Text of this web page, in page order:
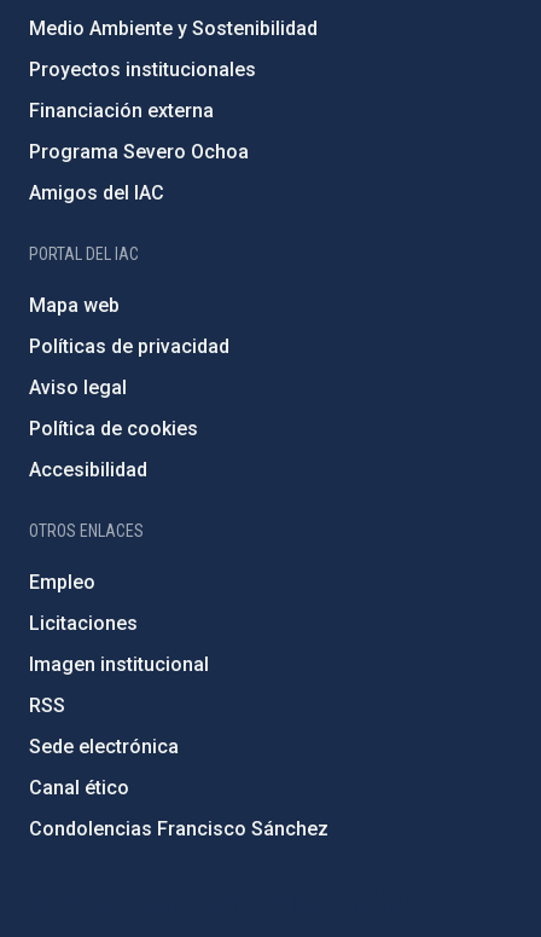
Medio Ambiente y Sostenibilidad
Proyectos institucionales
Financiación externa
Programa Severo Ochoa
Amigos del IAC
PORTAL DEL IAC
Mapa web
Políticas de privacidad
Aviso legal
Política de cookies
Accesibilidad
OTROS ENLACES
Empleo
Licitaciones
Imagen institucional
RSS
Sede electrónica
Canal ético
Condolencias Francisco Sánchez